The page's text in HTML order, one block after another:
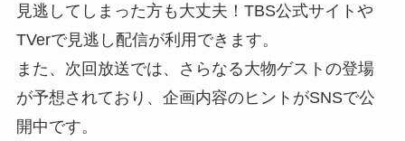
見逃してしまった方も大丈夫！TBS公式サイトや
TVerで見逃し配信が利用できます。
また、次回放送では、さらなる大物ゲストの登場
が予想されており、企画内容のヒントがSNSで公
開中です。